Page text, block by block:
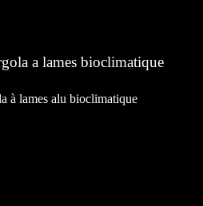
à lames alu bioclimatique